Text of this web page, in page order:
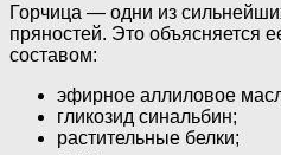
Горчица — одни из
пряностей. Это объясняется
составом:
эфирное аллиловое
гликозид синальбин;
растительные белки;